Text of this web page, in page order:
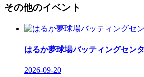
その他のイベント
はるか夢球場バッティングセン
2026-09-20